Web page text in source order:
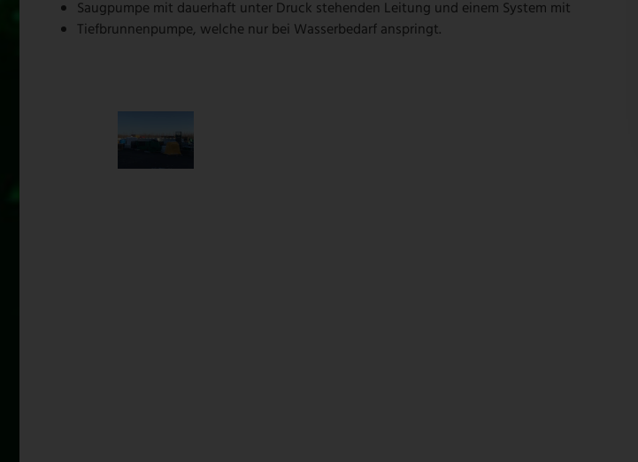
Saugpumpe mit dauerhaft unter Druck stehenden Leitung und einem System mit
Tiefbrunnenpumpe, welche nur bei Wasserbedarf anspringt.